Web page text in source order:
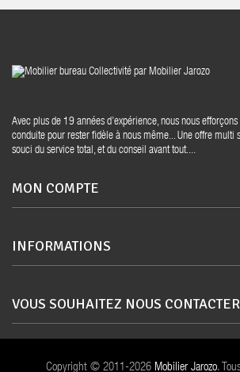
Avec plus de 19 années d’expérience, nous nous
conduite pour rester fidèle à nous même... Une offre multi
souci du service total, et du conseil avant tout....
MON COMPTE
INFORMATIONS
VOUS SOUHAITEZ NOUS CONTACTER
Copyright © 2011-2026 Mobilier Jarozo.